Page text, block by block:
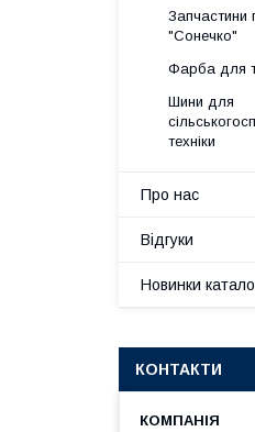
Запчастини
"Сонечко"
Фарба для
Шини для
техніки
Про нас
Відгуки
Новинки
КОНТАКТИ